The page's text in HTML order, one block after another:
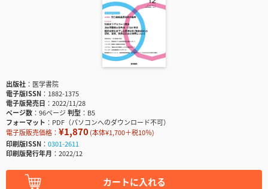
出版社
医学書院
電子版ISSN
1882-1375
電子版発売日
2022/11/28
ページ数
96ページ判型
B5
フォーマット
PDF（パソコンへのダウンロード不可）
電子版販売価格： ¥1,870(本体¥1,700＋税10％)
印刷版ISSN
0301-2611
印刷版発行年月
2022/12
カートに入れる